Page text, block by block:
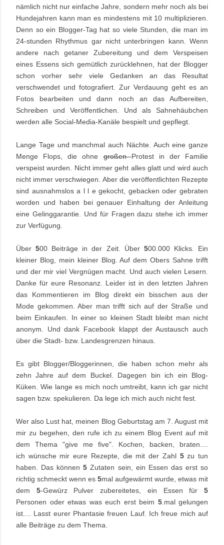
nämlich nicht nur einfache Jahre, sondern mehr noch als bei
Hundejahren kann man es mindestens mit 10 multiplizieren.
Denn so ein Blogger-Tag hat so viele Stunden, die man im
24-stunden Rhythmus gar nicht unterbringen kann. Wenn
andere nach getaner Zubereitung und dem Verspeisen
eines Essens sich gemütlich zurücklehnen, hat der Blogger
schon vorher sehr viele Gedanken an das Resultat
verschwendet und fotografiert. Zur Verdauung geht es an
Fotos bearbeiten und dann noch an das Aufbereiten,
Schreiben und Veröffentlichen. Und als Sahnehäubchen
werden alle Social-Media-Kanäle bespielt und gepflegt.
Lange Tage und manchmal auch Nächte. Auch eine ganze
Menge Flops, die ohnegroßenProtest in der Familie
verspeist wurden. Nicht immer geht alles glatt und wird auch
nicht immer verschwiegen. Aber die veröffentlichten Rezepte
sind ausnahmslos a l l e gekocht, gebacken oder gebraten
worden und haben bei genauer Einhaltung der Anleitung
eine Gelinggarantie. Und für Fragen dazu stehe ich immer
zur Verfügung.
Über500 Beiträge in der Zeit. Über 500.000 Klicks. Ein
kleiner Blog, mein kleiner Blog. Auf dem Obers Sahne trifft
und der mir viel Vergnügen macht. Und auch vielen Lesern.
Danke für eure Resonanz. Leider ist in den letzten Jahren
das Kommentieren im Blog direkt ein bisschen aus der
Mode gekommen. Aber man trifft sich auf der Straße und
beim Einkaufen. In einer so kleinen Stadt bleibt man nicht
anonym. Und dank Facebook klappt der Austausch auch
über die Stadt- bzw. Landesgrenzen hinaus.
Es gibt Blogger/Bloggerinnen, die haben schon mehr als
zehn Jahre auf dem Buckel. Dagegen bin ich ein Blog-
Küken. Wie lange es mich noch umtreibt, kann ich gar nicht
sagen bzw. spekulieren. Da lege ich mich auch nicht fest.
Wer also Lust hat, meinen Blog Geburtstag am 7. August mit
mir zu begehen, den rufe ich zu einem Blog Event auf mit
dem Thema "give me five". Kochen, backen, braten....
ich wünsche mir eure Rezepte, die mit der Zahl 5zu tun
haben. Das können5Zutaten sein, ein Essen das erst so
richtig schmeckt wenn es 5mal aufgewärmt wurde, etwas mit
dem 5-Gewürz Pulver zubereitetes, ein Essen für5
Personen oder etwas was euch erst beim 5.mal gelungen
ist.... Lasst eurer Phantasie freuen Lauf. Ich freue mich auf
alle Beiträge zu dem Thema.